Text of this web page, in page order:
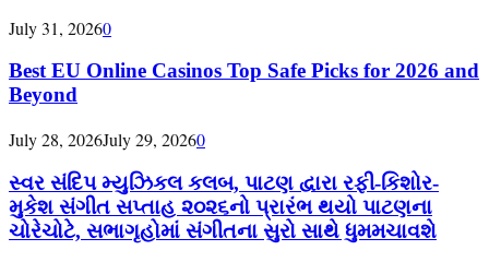
July 31, 20260
Best EU Online Casinos Top Safe Picks for 2026 and
Beyond
July 28, 2026July 29, 20260
સ્વર સંદિપ મ્યુઝિકલ કલબ, પાટણ દ્વારા રફી-કિશોર-
મુકેશ સંગીત સપ્તાહ ૨૦૨૬નો પ્રારંભ થયો પાટણના
ચોરેચોટે, સભાગૃહોમાં સંગીતના સુરો સાથે ધુમમચાવશે